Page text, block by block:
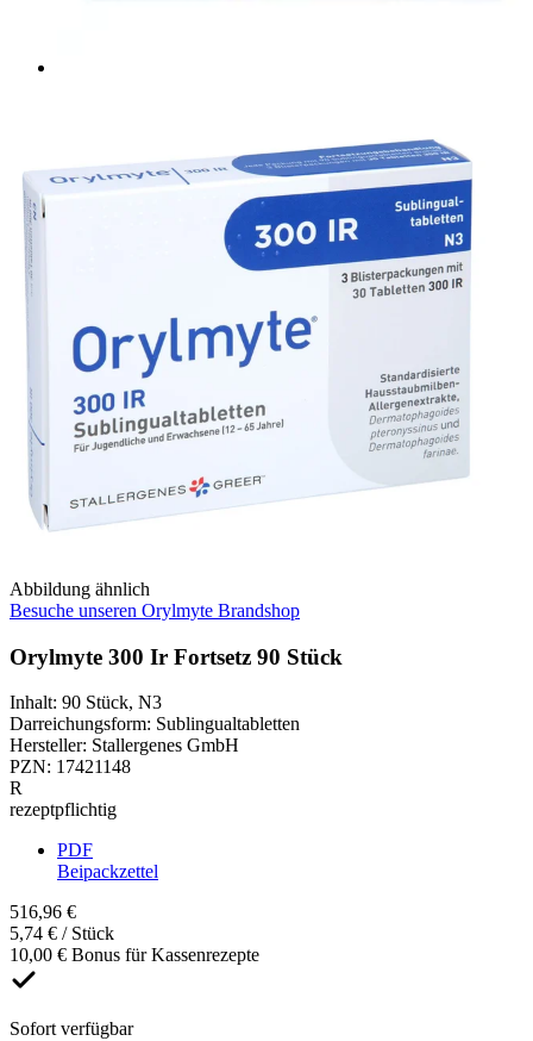
Abbildung ähnlich
Besuche unseren Orylmyte Brandshop
Orylmyte 300 Ir Fortsetz 90 Stück
Inhalt: 90 Stück, N3
Darreichungsform: Sublingualtabletten
Hersteller: Stallergenes GmbH
PZN: 17421148
R
rezeptpflichtig
PDF
Beipackzettel
516,96 €
5,74 € / Stück
10,00 € Bonus für Kassenrezepte
Sofort verfügbar